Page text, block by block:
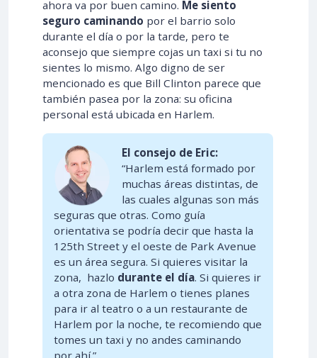
ahora va por buen camino. Me siento
seguro caminando por el barrio solo
durante el día o por la tarde, pero te
aconsejo que siempre cojas un taxi si tu no
sientes lo mismo. Algo digno de ser
mencionado es que Bill Clinton parece que
también pasea por la zona: su oficina
personal está ubicada en Harlem.
El consejo de Eric:
“Harlem está formado por
muchas áreas distintas, de
las cuales algunas son más
seguras que otras. Como guía
orientativa se podría decir que hasta la
125th Street y el oeste de Park Avenue
es un área segura. Si quieres visitar la
zona, hazlo durante el día. Si quieres ir
a otra zona de Harlem o tienes planes
para ir al teatro o a un restaurante de
Harlem por la noche, te recomiendo que
tomes un taxi y no andes caminando
por ahí.”